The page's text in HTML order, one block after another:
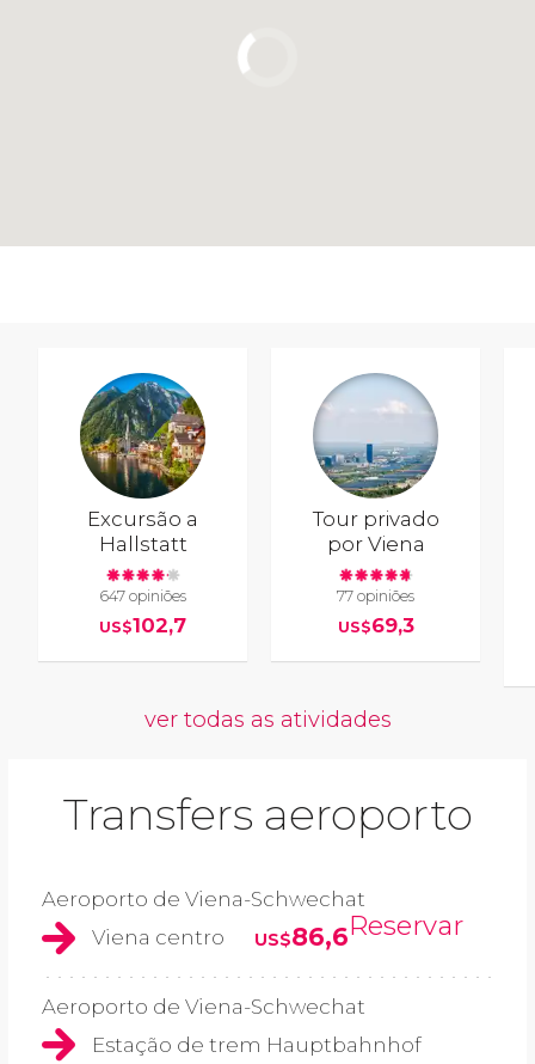
Excursão a
Hallstatt
647 opiniões
US$102,7
Tour privado
por Viena
77 opiniões
US$69,3
ver todas as atividades
Transfers aeroporto
Aeroporto de Viena-Schwechat
Viena centro
US$86,6Reservar
Aeroporto de Viena-Schwechat
Estação de trem Hauptbahnhof